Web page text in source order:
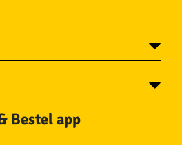
Ketting en Toebehoren
Bestel app